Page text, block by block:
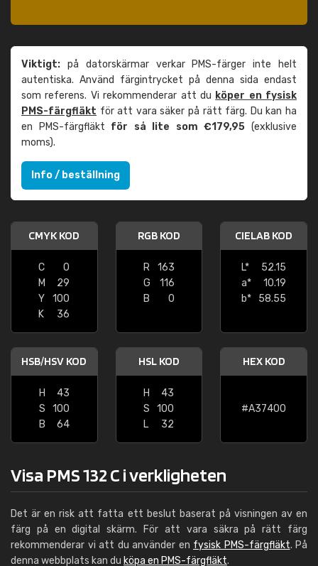
Viktigt: på datorskärmar verkar PMS-färger inte helt
autentiska. Använd färgintrycket på denna sida endast
som referens. Vi rekommenderar att du köper en fysisk
PMS-färgfläkt för att vara säker på rätt färg. Du kan ha
en PMS-färgfläkt för så lite som €179,95 (exklusive
moms).
Info / beställning
CMYK KOD
C
0
M
29
Y
100
K
36
RGB KOD
R
163
G
116
B
0
CIELAB KOD
L*
52.15
a*
10.19
b*
58.55
HSB/HSV KOD
H
43
S
100
B
64
HSL KOD
H
43
S
100
L
32
HEX KOD
#A37400
Visa PMS 132 C i verkligheten
Det är en risk att fatta ett beslut baserat på visningen av en
färg på en digital skärm. För att vara säkra på rätt färg
rekommenderar vi att du använder en fysisk PMS-färgfläkt. På
denna webbplats kan du köpa en PMS-färgfläkt.